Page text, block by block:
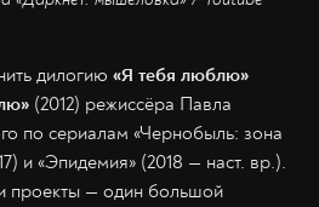
дилогию «Я тебя люблю»
(2012) режиссёра Павла
по сериалам «Чернобыль: зона
и «Эпидемия» (2018 — наст. вр.).
проекты — один большой